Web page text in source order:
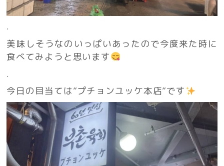
.
美味しそうなのいっぱいあったので今度来た時に
食べてみようと思います
.
今日の目当ては”プチョンユッケ本店”です